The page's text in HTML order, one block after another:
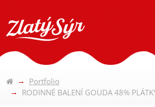
Portfolio
RODINNÉ BALENÍ GOUDA 48%